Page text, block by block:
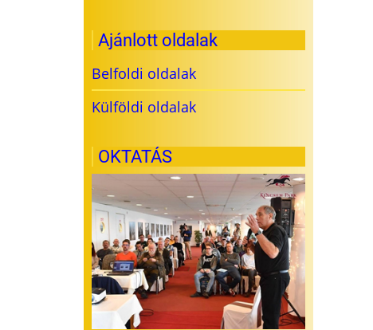
Ajánlott oldalak
Belfoldi oldalak
Külföldi oldalak
OKTATÁS